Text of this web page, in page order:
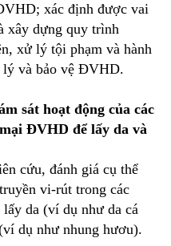
xác định được vai
xây dựng quy trình
xử lý tội phạm và hành
lý và bảo vệ ĐVHD.
sát hoạt động của các
ĐVHD để lấy da và
cứu, đánh giá cụ thể
vi-rút trong các
da (ví dụ như da cá
dụ như nhung hươu).